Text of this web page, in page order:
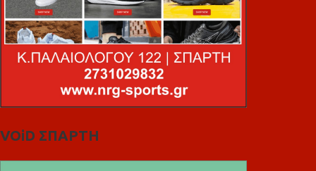
VOiD ΣΠΑΡΤΗ